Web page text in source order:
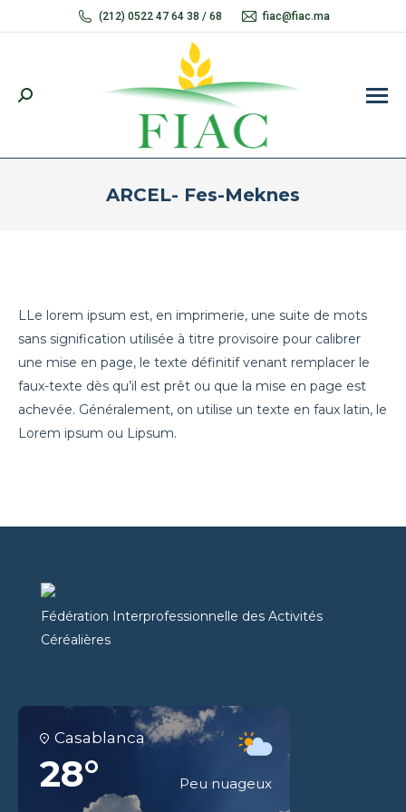
(212) 0522 47 64 38 / 68 fiac@fiac.ma
Recherche
ARCEL- Fes-Meknes
LLe lorem ipsum est, en imprimerie, une suite de mots
sans signification utilisée à titre provisoire pour calibrer
une mise en page, le texte définitif venant remplacer le
faux-texte dès qu’il est prêt ou que la mise en page est
achevée. Généralement, on utilise un texte en faux latin, le
Lorem ipsum ou Lipsum.
Fédération Interprofessionnelle des Activités
Céréalières
Casablanca
28° Peu nuageux